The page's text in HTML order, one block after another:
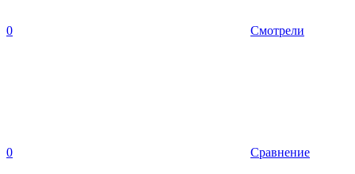
0 Смотрели
0 Сравнение